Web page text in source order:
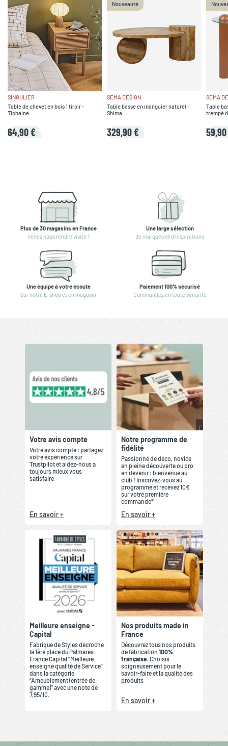
SINGULIER
Table de chevet en bois 1 tiroir -
Tiphaine
64,90 €
Nouveauté
SEMA DESIGN
Table basse en manguier naturel -
Shima
329,90 €
SEMA
Table
trempé
Plus de 30 magasins en France
Venez nous rendre visite !
Une large sélection
de marques et d'inspirations
Une équipe à votre écoute
Sur notre E-shop et en magasin
Paiement 100% sécurisé
Commandez en toute sécurité
Votre avis compte
Votre avis compte : partagez
votre expérience sur
Trustpilot et aidez-nous à
toujours mieux vous
satisfaire.
En savoir +
Notre programme de
fidélité
Passionné de déco, novice
en pleine découverte ou pro
en devenir : bienvenue au
club ! Inscrivez-vous au
programme et recevez 10€
sur votre première
commande*
En savoir +
Meilleure enseigne -
Capital
Fabrique de Styles décroche
la 1ère place du Palmarès
France Capital “Meilleure
enseigne qualité de Service”
dans la catégorie
“Ameublement (entrée de
gamme)” avec une note de
7,95/10.
Nos produits made in
France
Découvrez tous nos produits
de fabrication 100%
française. Choisis
soigneusement pour le
savoir-faire et la qualité des
produits.
En savoir +